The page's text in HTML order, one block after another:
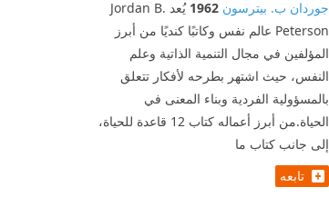
جوردان ب. بيترسون 1962
يُعد Jordan B.
Peterson عالم نفس وكاتبًا كنديًا من أبرز
المؤلفين في مجال التنمية الذاتية وعلم
النفس، حيث اشتهر بطرحه لأفكار تتعلق
بالمسؤولية الفردية وبناء المعنى في
الحياة.من أبرز أعماله كتاب 12 قاعدة للحياة،
إلى جانب كتاب ما
تابعه